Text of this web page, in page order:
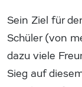
Sein Ziel für
Schüler (von
dazu viele
Sieg auf